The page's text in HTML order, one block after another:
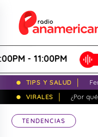
- 11:00PM
TIPS Y SALUD
VIRALES
¿Por
TENDENCIAS